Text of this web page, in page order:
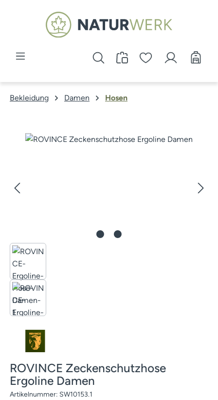
Zum Hauptinhalt springen
Bekleidung Damen Hosen
Bildergalerie überspringen
ROVINCE Zeckenschutzhose
Ergoline Damen
Artikelnummer: SW10153.1